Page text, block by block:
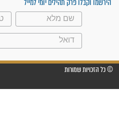
לכל המאמרים
סגולות
פסוקים